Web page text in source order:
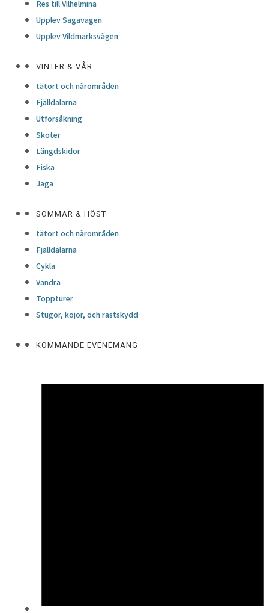
Res till Vilhelmina
Upplev Sagavägen
Upplev Vildmarksvägen
VINTER & VÅR
tätort och närområden
Fjälldalarna
Utförsåkning
Skoter
Längdskidor
Fiska
Jaga
SOMMAR & HÖST
tätort och närområden
Fjälldalarna
Cykla
Vandra
Toppturer
Stugor, kojor, och rastskydd
KOMMANDE EVENEMANG